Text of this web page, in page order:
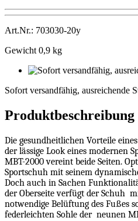
Art.Nr.: 703030-20y
Gewicht 0,9 kg
Sofort versandfähig, ausreichende
Produktbeschreibung
Die gesundheitlichen Vorteile
der lässige Look eines modernen
MBT-2000 vereint beide Seiten.
Sportschuh mit seinem
Doch auch in Sachen
der Oberseite verfügt der Schuh
notwendige Belüftung des Fußes
federleichten Sohle der neunen